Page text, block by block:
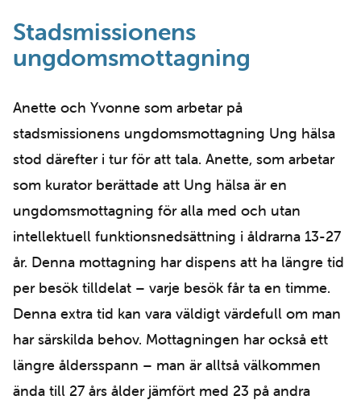
Stadsmissionens
ungdomsmottagning
Anette och Yvonne som arbetar på
stadsmissionens ungdomsmottagning Ung hälsa
stod därefter i tur för att tala. Anette, som arbetar
som kurator berättade att Ung hälsa är en
ungdomsmottagning för alla med och utan
intellektuell funktionsnedsättning i åldrarna 13-27
år. Denna mottagning har dispens att ha längre tid
per besök tilldelat – varje besök får ta en timme.
Denna extra tid kan vara väldigt värdefull om man
har särskilda behov. Mottagningen har också ett
längre åldersspann – man är alltså välkommen
ända till 27 års ålder jämfört med 23 på andra